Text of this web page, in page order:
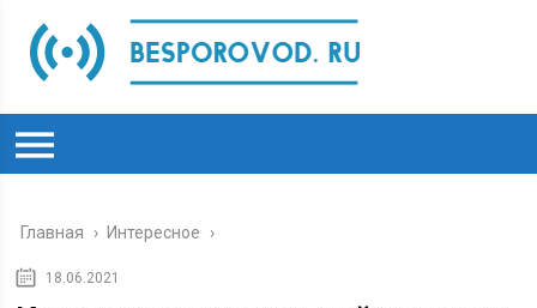
Главная › Интересное ›
18.06.2021